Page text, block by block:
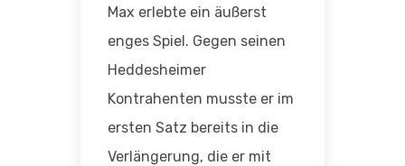
Max erlebte ein äußerst
enges Spiel. Gegen seinen
Heddesheimer
Kontrahenten musste er im
ersten Satz bereits in die
Verlängerung, die er mit